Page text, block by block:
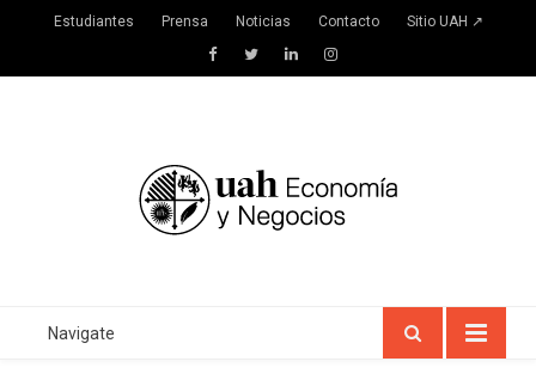
Estudiantes Prensa Noticias Contacto Sitio UAH ↗
FacebookTwitterLinkedInInstagram
Navigate